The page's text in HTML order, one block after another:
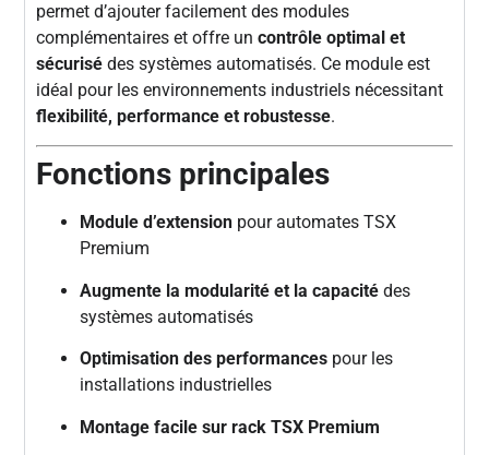
permet d’ajouter facilement des modules
complémentaires et offre uncontrôle optimal et
sécurisé des systèmes automatisés. Ce module est
idéal pour les environnements industriels nécessitant
flexibilité, performance et robustesse.
Fonctions principales
Module d’extension pour automates TSX
Premium
Augmente la modularité et la capacité des
systèmes automatisés
Optimisation des performances pour les
installations industrielles
Montage facile sur rack TSX Premium